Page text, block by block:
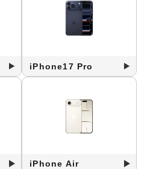
iPhone17 Pro
iPhone Air